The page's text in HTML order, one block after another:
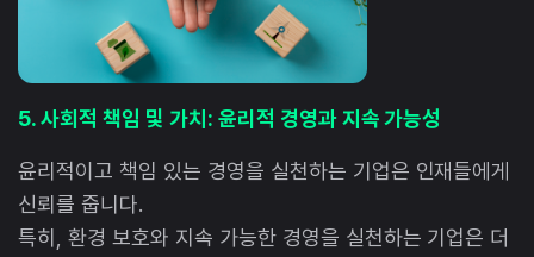
5. 사회적 책임 및 가치: 윤리적 경영과 지속 가능성
윤리적이고 책임 있는 경영을 실천하는 기업은 인재들에게
신뢰를 줍니다.
특히, 환경 보호와 지속 가능한 경영을 실천하는 기업은 더